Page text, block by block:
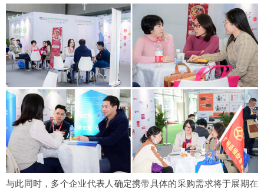
与此同时，多个企业代表人确定携带具体的采购需求将于展期在